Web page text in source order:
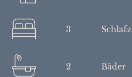
3
2 Bäder